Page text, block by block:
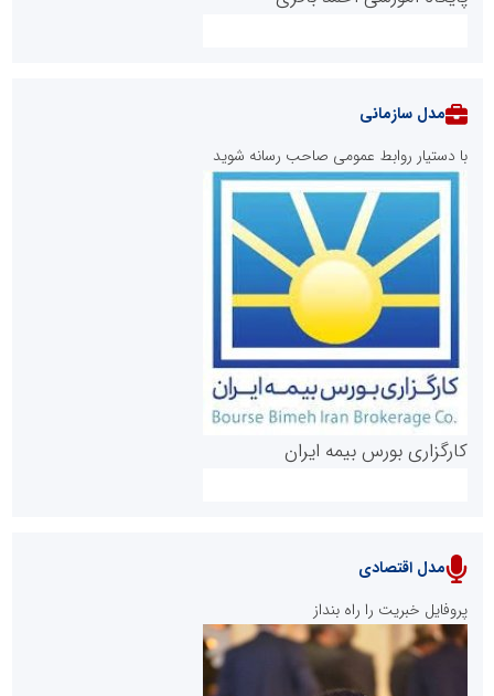
روابط عمومی خبرگزاری گزارش خبر
پایگاه خبری نهضت ملی مسکن
مدل سازمانی
با دستیار روابط عمومی صاحب رسانه شوید
کارگزاری بورس بیمه ایران
مدل اقتصادی
پروفایل خبریت را راه بنداز